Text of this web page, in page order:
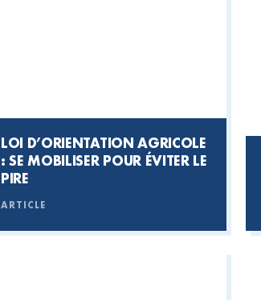
LOI D’ORIENTATION AGRICOLE
: SE MOBILISER POUR ÉVITER LE
PIRE
ARTICLE